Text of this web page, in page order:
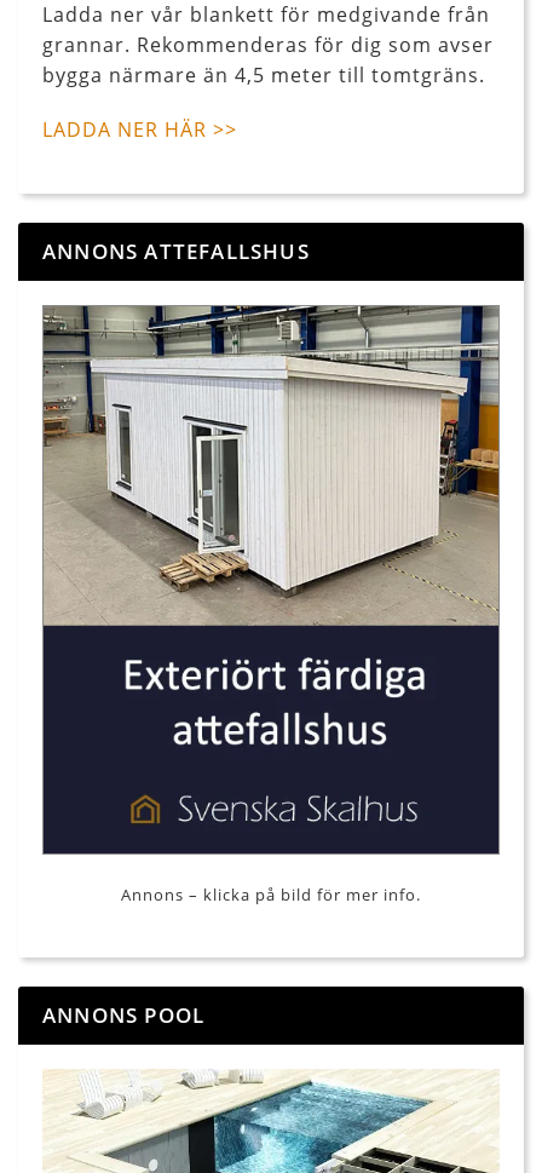
Ladda ner vår blankett för medgivande från
grannar. Rekommenderas för dig som avser
bygga närmare än 4,5 meter till tomtgräns.
LADDA NER HÄR >>
ANNONS ATTEFALLSHUS
Annons – klicka på bild för mer info.
ANNONS POOL